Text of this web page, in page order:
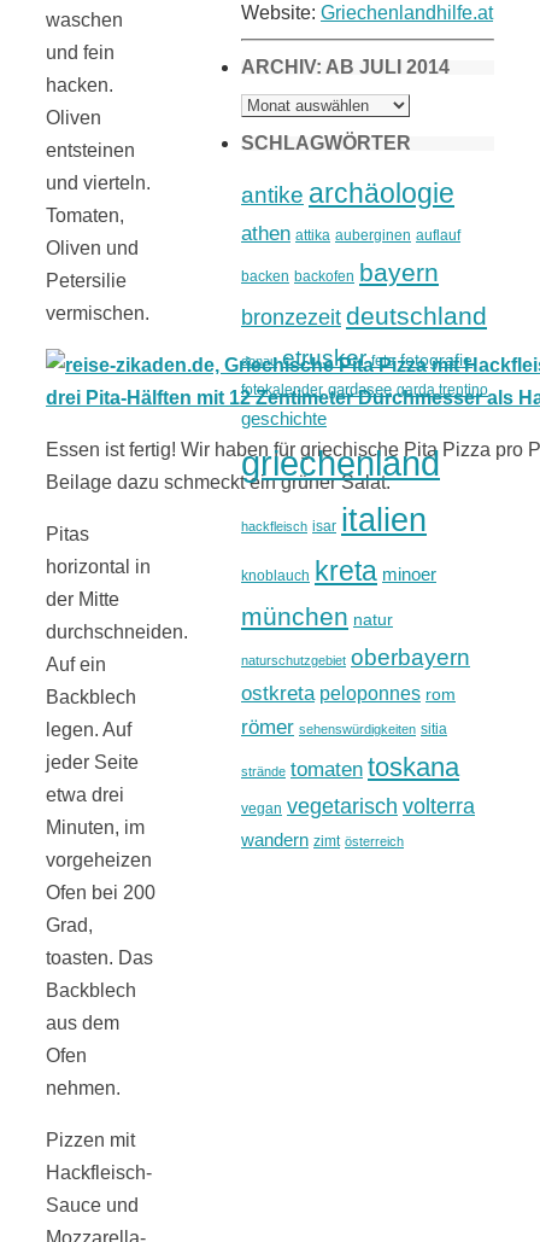
waschen
und fein
hacken.
Oliven
entsteinen
und vierteln.
Tomaten,
Oliven und
Petersilie
vermischen.
Essen ist fertig! Wir haben für griechische Pita Pizza pro
Beilage dazu schmeckt ein grüner Salat.
Pitas
horizontal in
der Mitte
durchschneiden.
Auf ein
Backblech
legen. Auf
jeder Seite
etwa drei
Minuten, im
vorgeheizen
Ofen bei 200
Grad,
toasten. Das
Backblech
aus dem
Ofen
nehmen.
Pizzen mit
Hackfleisch-
Sauce und
Website: Griechenlandhilfe.at
ARCHIV: AB JULI 2014
ARCHIV:
AB
2014
SCHLAGWÖRTER
antike archäologie
athen attika auberginen auflauf
backen backofen bayern
bronzezeit deutschland
donau etrusker feta fotografie
fotokalender gardasee garda trentino
geschichte
griechenland
hackfleisch isar italien
knoblauch kreta minoer
münchen natur
naturschutzgebiet oberbayern
ostkreta peloponnes rom
römer sehenswürdigkeiten sitia
strände tomaten toskana
vegan vegetarisch volterra
wandern zimt österreich